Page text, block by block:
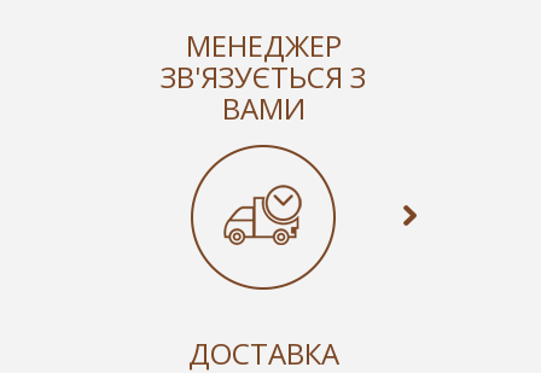
МЕНЕДЖЕР
ЗВ'ЯЗУЄТЬСЯ З
ВАМИ
ДОСТАВКА